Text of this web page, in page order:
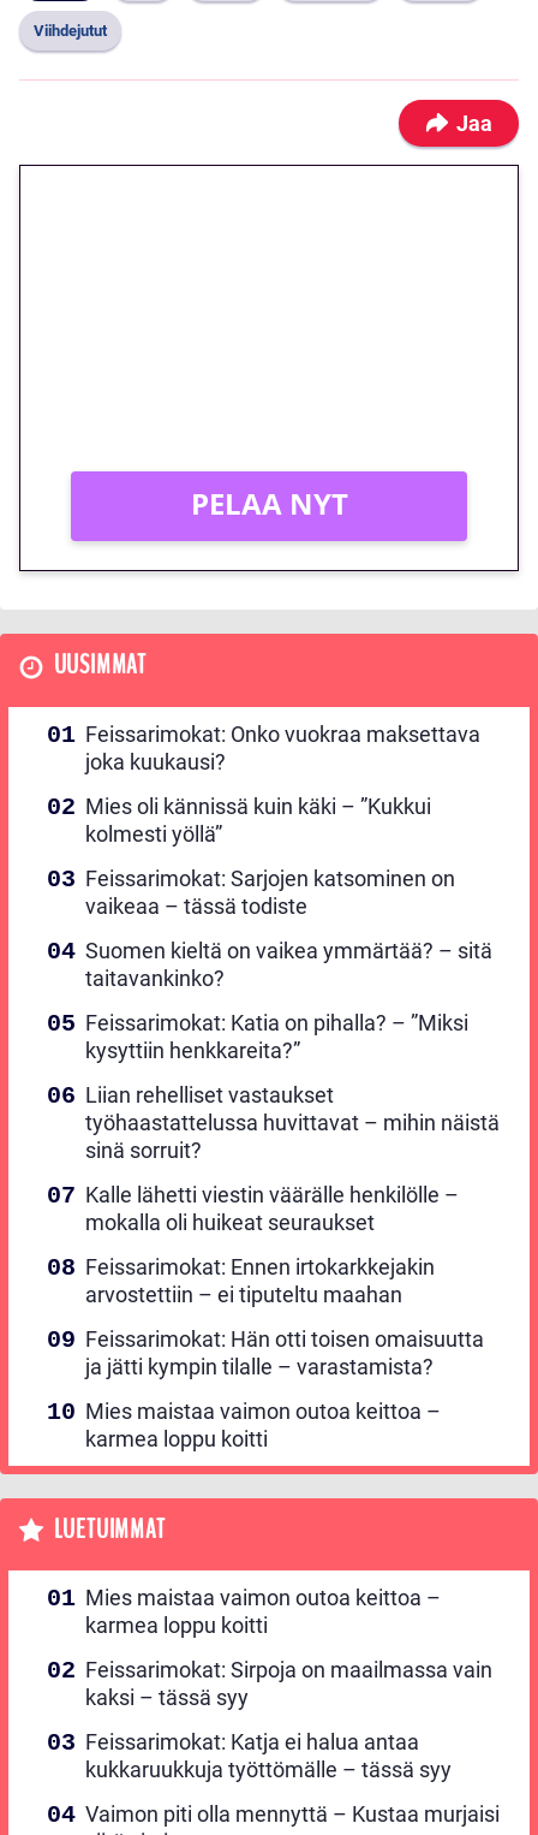
Viihdejutut
Jaa
PELAA NYT
UUSIMMAT
Feissarimokat: Onko vuokraa maksettava
joka kuukausi?
Mies oli kännissä kuin käki – ”Kukkui
kolmesti yöllä”
Feissarimokat: Sarjojen katsominen on
vaikeaa – tässä todiste
Suomen kieltä on vaikea ymmärtää? – sitä
taitavankinko?
Feissarimokat: Katia on pihalla? – ”Miksi
kysyttiin henkkareita?”
Liian rehelliset vastaukset
työhaastattelussa huvittavat – mihin näistä
sinä sorruit?
Kalle lähetti viestin väärälle henkilölle –
mokalla oli huikeat seuraukset
Feissarimokat: Ennen irtokarkkejakin
arvostettiin – ei tiputeltu maahan
Feissarimokat: Hän otti toisen omaisuutta
ja jätti kympin tilalle – varastamista?
Mies maistaa vaimon outoa keittoa –
karmea loppu koitti
LUETUIMMAT
Mies maistaa vaimon outoa keittoa –
karmea loppu koitti
Feissarimokat: Sirpoja on maailmassa vain
kaksi – tässä syy
Feissarimokat: Katja ei halua antaa
kukkaruukkuja työttömälle – tässä syy
Vaimon piti olla mennyttä – Kustaa murjaisi